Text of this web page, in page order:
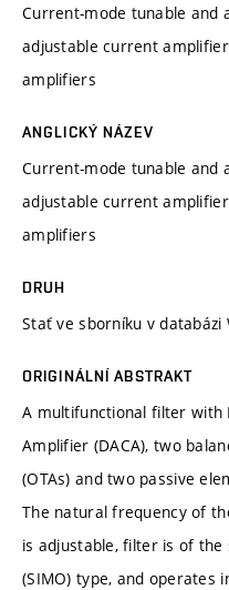
Current-mode tunable and
adjustable current
amplifiers
ANGLICKÝ NÁZEV
Current-mode tunable and
adjustable current
amplifiers
DRUH
Stať ve sborníku v databázi
ORIGINÁLNÍ ABSTRAKT
A multifunctional filter with
Amplifier (DACA), two
(OTAs) and two passive
The natural frequency of
is adjustable, filter is of
(SIMO) type, and operates